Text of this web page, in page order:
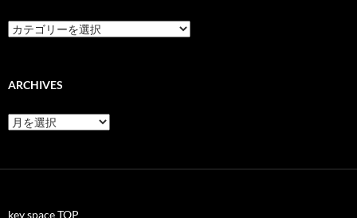
categories
ARCHIVES
archives
key space TOP